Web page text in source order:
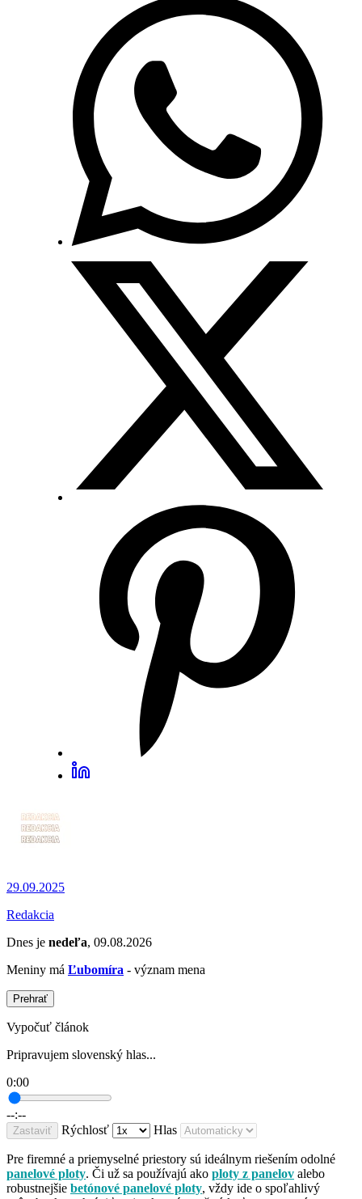
29.09.2025
Redakcia
Dnes je nedeľa, 09.08.2026
Meniny má Ľubomíra - význam mena
Prehrať
Vypočuť článok
Pripravujem slovenský hlas...
0:00
--:--
Zastaviť Rýchlosť Hlas
Pre firemné a priemyselné priestory sú ideálnym riešením odolné
panelové ploty. Či už sa používajú ako ploty z panelov alebo
robustnejšie betónové panelové ploty, vždy ide o spoľahlivý